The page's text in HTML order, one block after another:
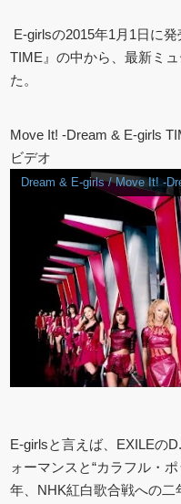
E-girlsの2015年1月1日に
TIME』の中から、最新ミ
た。
Move It! -Dream & E-girls
ビデオ
Dream & E-girls / Move It! -
E-girlsと言えば、EXILEの
ォーマンスと“カラフル・
年、NHK紅白歌合戦への